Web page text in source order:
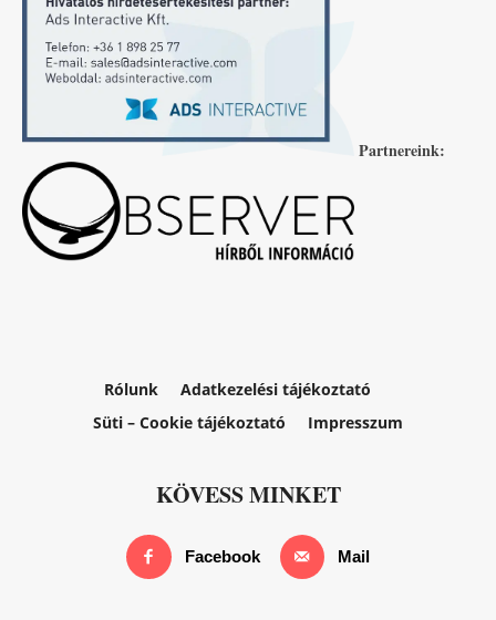
Partnereink:
Rólunk
Adatkezelési tájékoztató
Süti – Cookie tájékoztató
Impresszum
KÖVESS MINKET
Facebook Mail